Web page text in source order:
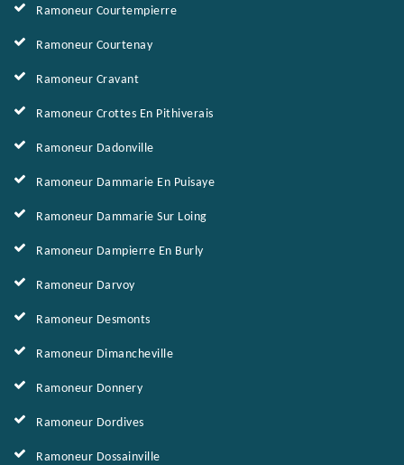
Ramoneur Courtempierre
Ramoneur Courtenay
Ramoneur Cravant
Ramoneur Crottes En Pithiverais
Ramoneur Dadonville
Ramoneur Dammarie En Puisaye
Ramoneur Dammarie Sur Loing
Ramoneur Dampierre En Burly
Ramoneur Darvoy
Ramoneur Desmonts
Ramoneur Dimancheville
Ramoneur Donnery
Ramoneur Dordives
Ramoneur Dossainville